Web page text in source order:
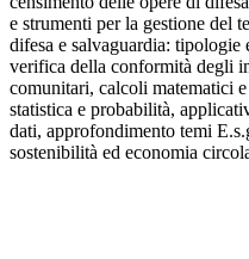
e strumenti per la gestione del
difesa e salvaguardia: tipologie
verifica della conformità degli
comunitari, calcoli matematici
statistica e probabilità,
dati, approfondimento temi
sostenibilità ed economia